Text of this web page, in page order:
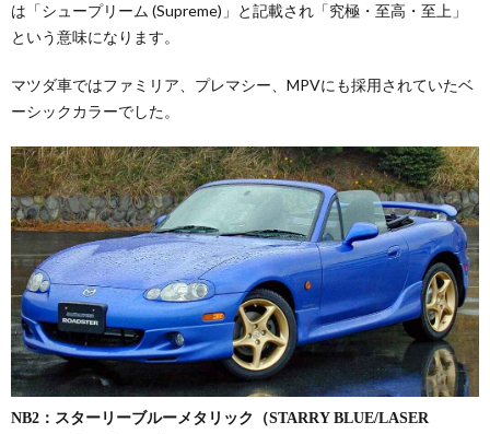
は「シュープリーム (Supreme)」と記載され「究極・至高・至上」
という意味になります。
マツダ車ではファミリア、プレマシー、MPVにも採用されていたベ
ーシックカラーでした。
NB2：スターリーブルーメタリック（STARRY BLUE/LASER